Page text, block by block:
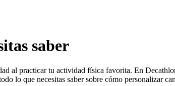
saber
al practicar tu actividad física favorita. En
lo que necesitas saber sobre cómo personalizar